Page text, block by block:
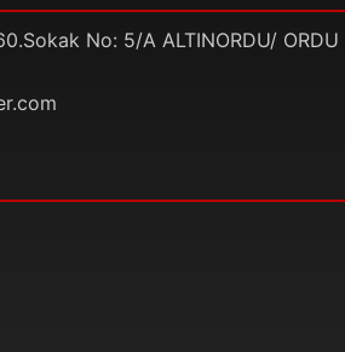
No: 5/A ALTINORDU/ ORDU